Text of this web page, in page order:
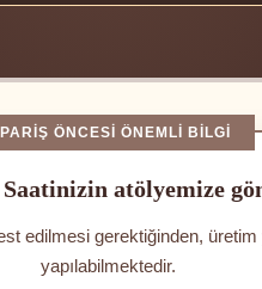
ÖNCESI ÖNEMLI BILGI
atölyemize
edilmesi gerektiğinden,
yapılabilmektedir.